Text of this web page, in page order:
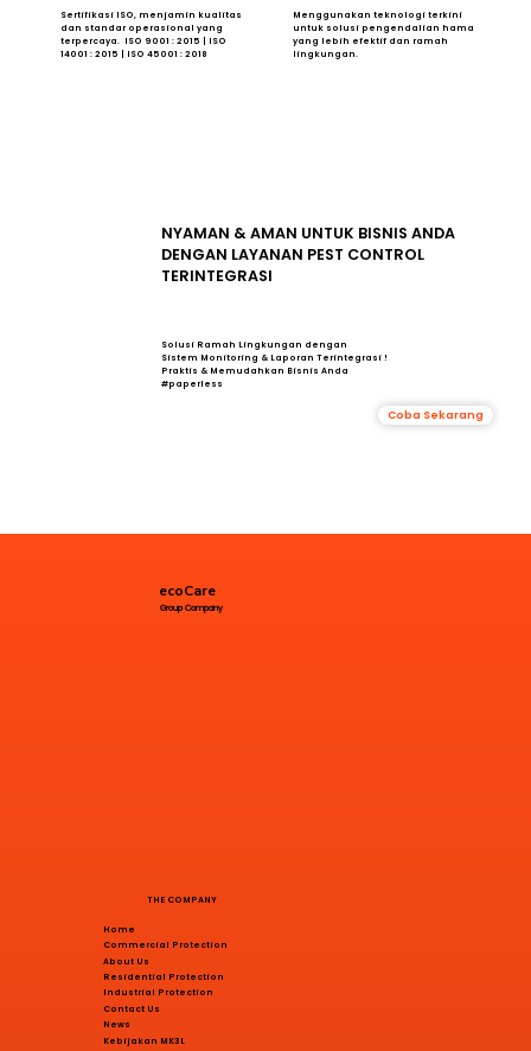
NYAMAN & AMAN UNTUK BISNIS ANDA
DENGAN LAYANAN PEST CONTROL
TERINTEGRASI
Solusi Ramah Lingkungan dengan
Sistem Monitoring & Laporan Terintegrasi !
Praktis & Memudahkan Bisnis Anda
#paperless
Coba Sekarang
Menggunakan teknologi terkini
untuk solusi pengendalian hama
yang lebih efektif dan ramah
lingkungan.
Sertifikasi ISO, menjamin kualitas
dan standar operasional yang
terpercaya. ISO 9001 : 2015 | ISO
14001 : 2015 | ISO 45001 : 2018
THE COMPANY
Commercial Protection
Home
About Us
Industrial Protection
Residential Protection
Contact Us
News
Kebijakan MK3L
ecoCare
Group Company